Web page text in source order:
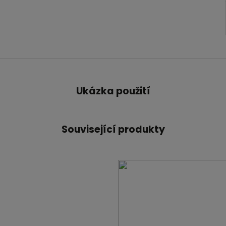
Ukázka použití
Související produkty